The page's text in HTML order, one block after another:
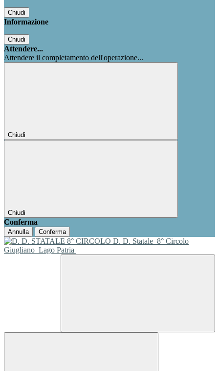
Chiudi
Informazione
Chiudi
Attendere...
Attendere il completamento dell'operazione...
Chiudi
Chiudi
Conferma
Annulla Conferma
D. D. Statale 8° Circolo
Giugliano Lago Patria